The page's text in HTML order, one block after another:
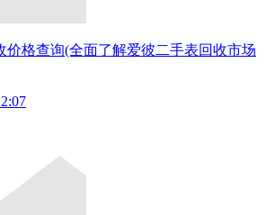
价格查询(全面了解爱彼二手表回收市场